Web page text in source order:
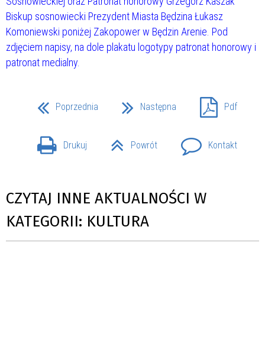
Poprzednia Następna Pdf
Drukuj Powrót Kontakt
CZYTAJ INNE AKTUALNOŚCI W
KATEGORII: KULTURA